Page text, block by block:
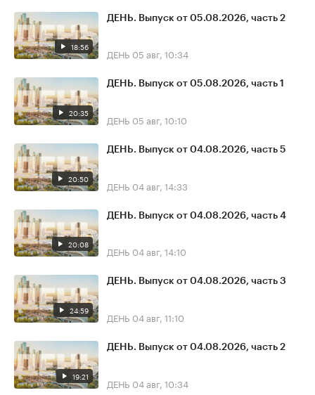
18:56
ДЕНЬ. Выпуск от 05.08.2026, часть 2
ДЕНЬ 05 авг, 10:34
20:35
ДЕНЬ. Выпуск от 05.08.2026, часть 1
ДЕНЬ 05 авг, 10:10
20:50
ДЕНЬ. Выпуск от 04.08.2026, часть 5
ДЕНЬ 04 авг, 14:33
20:08
ДЕНЬ. Выпуск от 04.08.2026, часть 4
ДЕНЬ 04 авг, 14:10
24:59
ДЕНЬ. Выпуск от 04.08.2026, часть 3
ДЕНЬ 04 авг, 11:10
19:21
ДЕНЬ. Выпуск от 04.08.2026, часть 2
ДЕНЬ 04 авг, 10:34